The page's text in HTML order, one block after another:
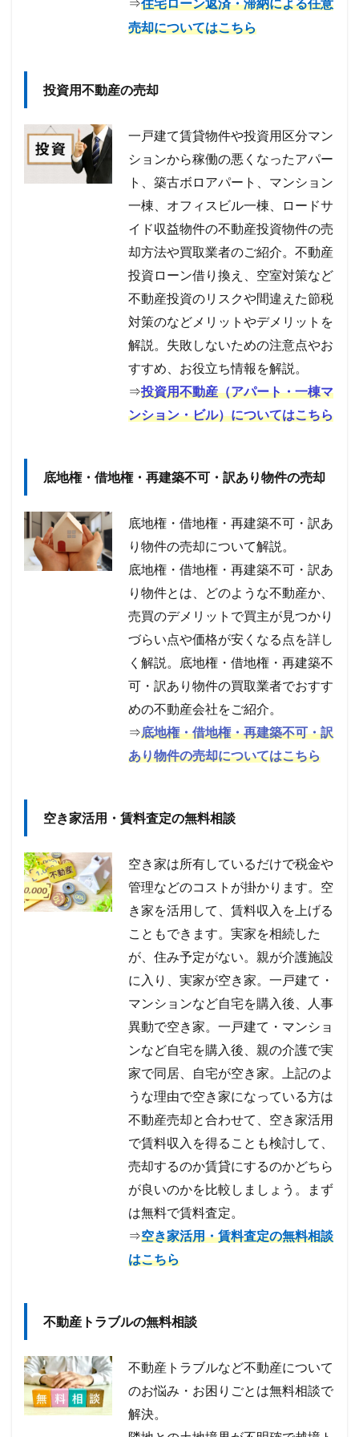
⇒住宅ローン返済・滞納による任意
売却についてはこちら
投資用不動産の売却
一戸建て賃貸物件や投資用区分マン
ションから稼働の悪くなったアパー
ト、築古ボロアパート、マンション
一棟、オフィスビル一棟、ロードサ
イド収益物件の不動産投資物件の売
却方法や買取業者のご紹介。不動産
投資ローン借り換え、空室対策など
不動産投資のリスクや間違えた節税
対策のなどメリットやデメリットを
解説。失敗しないための注意点やお
すすめ、お役立ち情報を解説。
⇒投資用不動産（アパート・一棟マ
ンション・ビル）についてはこちら
底地権・借地権・再建築不可・訳あり物件の売却
底地権・借地権・再建築不可・訳あ
り物件の売却について解説。
底地権・借地権・再建築不可・訳あ
り物件とは、どのような不動産か、
売買のデメリットで買主が見つかり
づらい点や価格が安くなる点を詳し
く解説。底地権・借地権・再建築不
可・訳あり物件の買取業者でおすす
めの不動産会社をご紹介。
⇒底地権・借地権・再建築不可・訳
あり物件の売却についてはこちら
空き家活用・賃料査定の無料相談
空き家は所有しているだけで税金や
管理などのコストが掛かります。空
き家を活用して、賃料収入を上げる
こともできます。実家を相続した
が、住み予定がない。親が介護施設
に入り、実家が空き家。一戸建て・
マンションなど自宅を購入後、人事
異動で空き家。一戸建て・マンショ
ンなど自宅を購入後、親の介護で実
家で同居、自宅が空き家。上記のよ
うな理由で空き家になっている方は
不動産売却と合わせて、空き家活用
で賃料収入を得ることも検討して、
売却するのか賃貸にするのかどちら
が良いのかを比較しましょう。まず
は無料で賃料査定。
⇒空き家活用・賃料査定の無料相談
はこちら
不動産トラブルの無料相談
不動産トラブルなど不動産について
のお悩み・お困りごとは無料相談で
解決。